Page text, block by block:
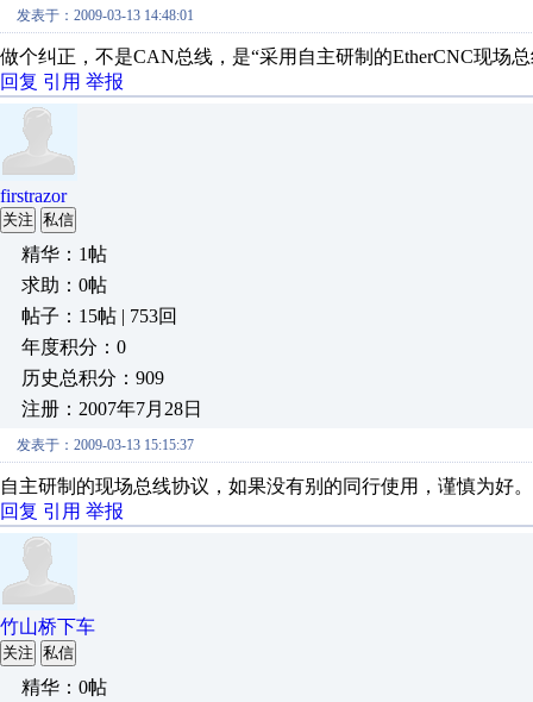
发表于：2009-03-13 14:48:01
做个纠正，不是CAN总线，是“采用自主研制的EtherCNC现场
回复 引用 举报
firstrazor
关注 私信
精华：1帖
求助：0帖
帖子：15帖 | 753回
年度积分：0
历史总积分：909
注册：2007年7月28日
发表于：2009-03-13 15:15:37
自主研制的现场总线协议，如果没有别的同行使用，谨慎为好。
回复 引用 举报
竹山桥下车
关注 私信
精华：0帖